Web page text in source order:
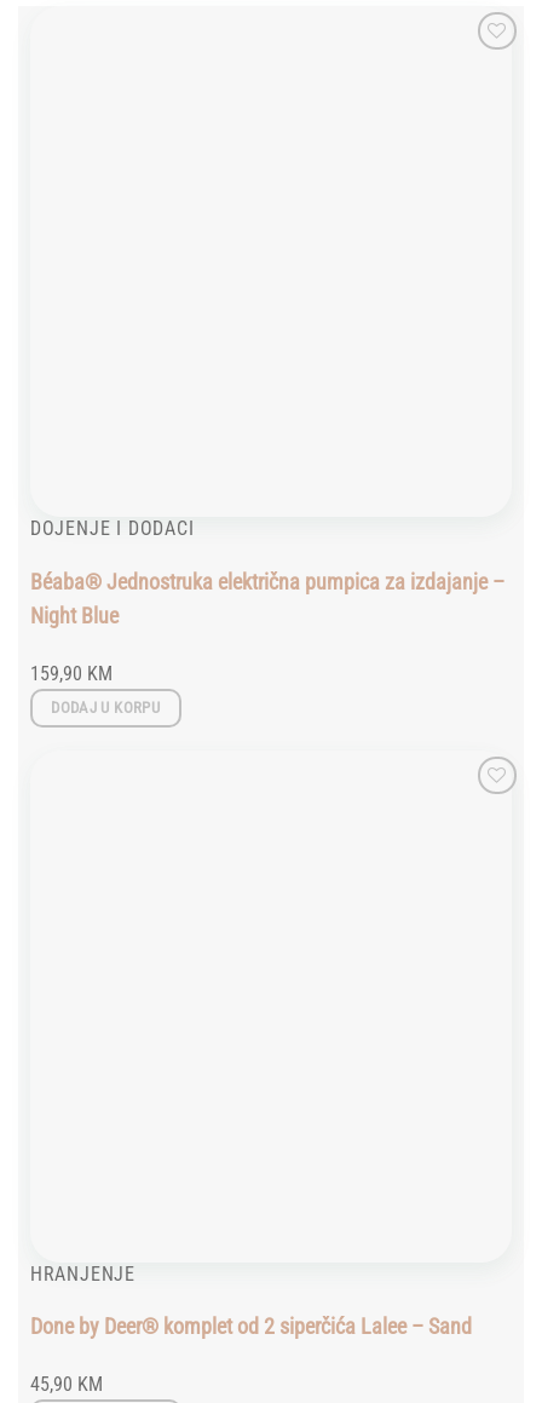
DOJENJE I DODACI
Béaba® Jednostruka električna pumpica za izdajanje –
Night Blue
159,90 KM
DODAJ U KORPU
HRANJENJE
Done by Deer® komplet od 2 siperčića Lalee – Sand
45,90 KM